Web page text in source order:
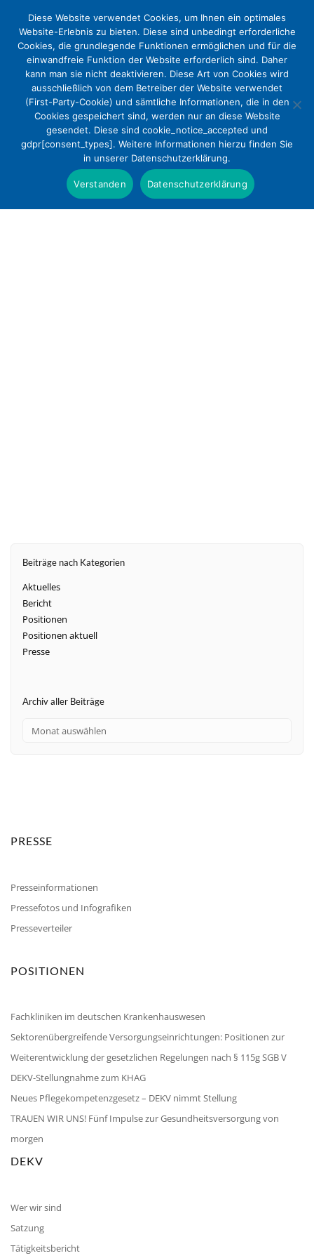
Krankenhaus neu denken – auf der
DEKV-Jahrestagung 2017
Presse
Beiträge nach Kategorien
Aktuelles
Bericht
Positionen
Positionen aktuell
Presse
Archiv aller Beiträge
PRESSE
Presseinformationen
Pressefotos und Infografiken
Presseverteiler
POSITIONEN
Fachkliniken im deutschen Krankenhauswesen
Sektorenübergreifende Versorgungseinrichtungen: Positionen zur
Weiterentwicklung der gesetzlichen Regelungen nach § 115g SGB V
DEKV-Stellungnahme zum KHAG
Neues Pflegekompetenzgesetz – DEKV nimmt Stellung
TRAUEN WIR UNS! Fünf Impulse zur Gesundheitsversorgung von
morgen
DEKV
Wer wir sind
Satzung
Tätigkeitsbericht
Diese Website verwendet Cookies, um Ihnen ein optimales
Website-Erlebnis zu bieten. Diese sind unbedingt erforderliche
Cookies, die grundlegende Funktionen ermöglichen und für die
einwandfreie Funktion der Website erforderlich sind. Daher
kann man sie nicht deaktivieren. Diese Art von Cookies wird
ausschließlich von dem Betreiber der Website verwendet
(First-Party-Cookie) und sämtliche Informationen, die in den
Cookies gespeichert sind, werden nur an diese Website
gesendet. Diese sind cookie_notice_accepted und
gdpr[consent_types]. Weitere Informationen hierzu finden Sie
in unserer Datenschutzerklärung.
Verstanden Datenschutzerklärung